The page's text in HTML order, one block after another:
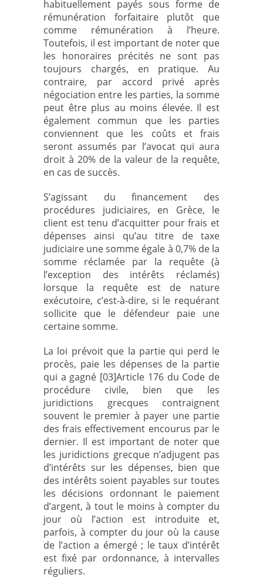
habituellement payés sous forme de
rémunération forfaitaire plutôt que
comme rémunération à l’heure.
Toutefois, il est important de noter que
les honoraires précités ne sont pas
toujours chargés, en pratique. Au
contraire, par accord privé après
négociation entre les parties, la somme
peut être plus au moins élevée. Il est
également commun que les parties
conviennent que les coûts et frais
seront assumés par l’avocat qui aura
droit à 20% de la valeur de la requête,
en cas de succès.
S’agissant du financement des
procédures judiciaires, en Grèce, le
client est tenu d’acquitter pour frais et
dépenses ainsi qu’au titre de taxe
judiciaire une somme égale à 0,7% de la
somme réclamée par la requête (à
l’exception des intérêts réclamés)
lorsque la requête est de nature
exécutoire, c’est-à-dire, si le requérant
sollicite que le défendeur paie une
certaine somme.
La loi prévoit que la partie qui perd le
procès, paie les dépenses de la partie
qui a gagné [03]Article 176 du Code de
procédure civile, bien que les
juridictions grecques contraignent
souvent le premier à payer une partie
des frais effectivement encourus par le
dernier. Il est important de noter que
les juridictions grecque n’adjugent pas
d’intérêts sur les dépenses, bien que
des intérêts soient payables sur toutes
les décisions ordonnant le paiement
d’argent, à tout le moins à compter du
jour où l’action est introduite et,
parfois, à compter du jour où la cause
de l’action a émergé ; le taux d’intérêt
est fixé par ordonnance, à intervalles
réguliers.